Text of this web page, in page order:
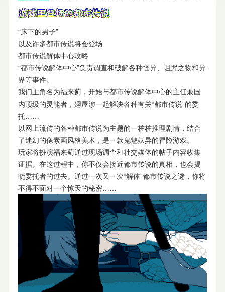
“床下的男子”
以及许多都市传说将会登场
都市传说解体中心攻略
“都市传说解体中心”负责调查和破解各种怪异、诅咒之物和异
界等事件。
我们主角名为福来蓟，开始与都市传说解体中心的主任兼国
内顶级的灵能者，廻屋涉一起解决各种有关“都市传说”的委
托……
以网上流传的各种都市传说为主题的一桩桩推理剧情，结合
了迷幻的像素画风格美术，是一款鬼魅妖异的冒险游戏。
玩家将扮演福来蓟通过现场调查和社交媒体的帖子内容收集
证据。在这过程中，你不仅会接近都市传说的真相，也会揭
晓委托者的过去。通过一次又一次“解体”都市传说之谜，你将
不得不面对一个惊天的秘密……